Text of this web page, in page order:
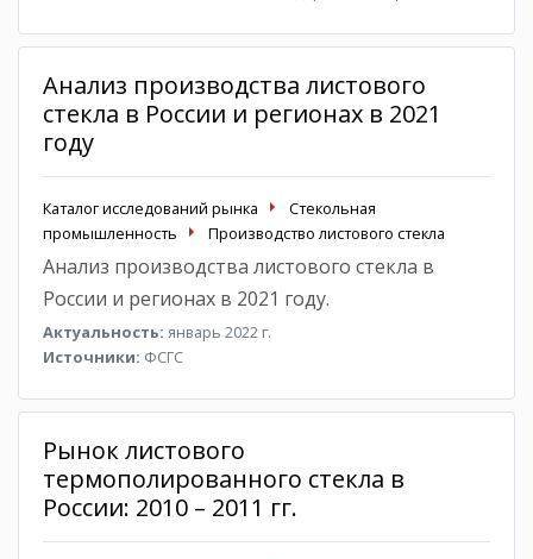
Анализ производства листового
стекла в России и регионах в 2021
году
Каталог исследований рынка
Стекольная
промышленность
Производство листового стекла
Анализ производства листового стекла в
России и регионах в 2021 году.
Актуальность: январь 2022 г.
Источники: ФСГС
Рынок листового
термополированного стекла в
России: 2010 – 2011 гг.